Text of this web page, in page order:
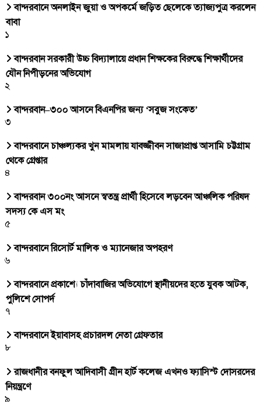
বান্দরবানে অনলাইন জুয়া ও অপকর্মে জড়িত ছেলেকে ত্যাজ্যপুত্র করলেন
বাবা
১
বান্দরবান সরকারী উচ্চ বিদ্যালায়ে প্রধান শিক্ষকের বিরুদ্ধে শিক্ষার্থীদের
যৌন নিপীড়নের অভিযোগ
২
বান্দরবান–৩০০ আসনে বিএনপির জন্য ‘সবুজ সংকেত’
৩
বান্দরবানে চাঞ্চল্যকর খুন মামলায় যাবজ্জীবন সাজাপ্রাপ্ত আসামি চট্টগ্রাম
থেকে গ্রেপ্তার
৪
বান্দরবান ৩০০নং আসনে স্বতন্ত্র প্রার্থী হিসেবে লড়বেন আঞ্চলিক পরিষদ
সদস্য কে এস মং
৫
বান্দরবানে রিসোর্ট মালিক ও ম্যানেজার অপহরণ
৬
বান্দরবানে প্রকাশ্যে চাঁদাবাজির অভিযোগে স্থানীয়দের হতে যুবক আটক,
পুলিশে সোপর্দ
৭
বান্দরবানে ইয়াবাসহ প্রচারদল নেতা গ্রেফতার
৮
রাজধানীর বনফুল আদিবাসী গ্রীন হার্ট কলেজ এখনও ফ্যাসিস্ট দোসরদের
নিয়ন্ত্রণে
৯